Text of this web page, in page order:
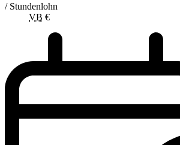
/ Stundenlohn
VB €